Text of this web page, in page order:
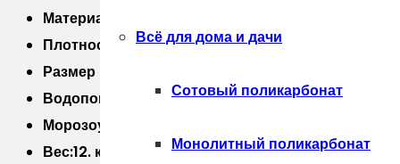
Всё для дома и дачи
Сотовый поликарбонат
Монолитный поликарбонат
Brown
фасадная
Материал утеплителя -пенополиуретан;
Плотность пенополиуретана 58,5 кг/м3;
Размер плитки 245 X 65 X 7,4 мм;
Водопоглощение 2.6 ￼￼￼￼￼%
Морозоустойчивость Да
Вес:12. кг